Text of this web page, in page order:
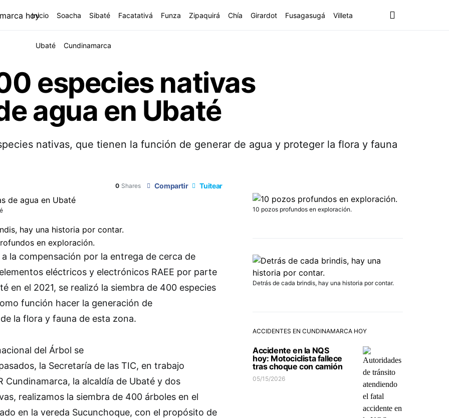
Inicio Soacha Sibaté Facatativá Funza Zipaquirá Chía Girardot Fusagasugá Villeta
Ubaté Cundinamarca
especies nativas
agua en Ubaté
nativas, que tienen la función de generar de agua y proteger la flora y fauna
0 Shares Compartir Tuitear
la compensación por la entrega de cerca de
eléctricos y electrónicos RAEE por parte
en el 2021, se realizó la siembra de 400 especies
función hacer la generación de
la flora y fauna de esta zona.
del Árbol se
la Secretaría de las TIC, en trabajo
Cundinamarca, la alcaldía de Ubaté y dos
realizamos la siembra de 400 árboles en el
en la vereda Sucunchoque, con el propósito de
10 pozos profundos en exploración.
Detrás de cada brindis, hay una historia por contar.
ACCIDENTES EN CUNDINAMARCA HOY
Accidente en la NQS
hoy: Motociclista fallece
tras choque con camión
05/15/2026